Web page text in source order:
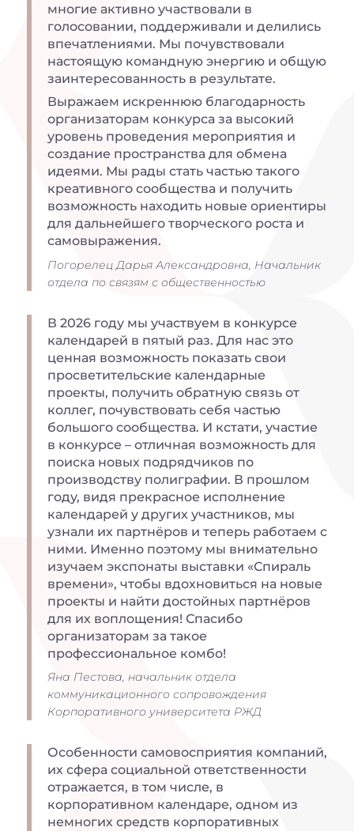
многие активно участвовали в
голосовании, поддерживали и делились
впечатлениями. Мы почувствовали
настоящую командную энергию и общую
заинтересованность в результате.
Выражаем искреннюю благодарность
организаторам конкурса за высокий
уровень проведения мероприятия и
создание пространства для обмена
идеями. Мы рады стать частью такого
креативного сообщества и получить
возможность находить новые ориентиры
для дальнейшего творческого роста и
самовыражения.
Погорелец Дарья Александровна, Начальник
отдела по связям с общественностью
В 2026 году мы участвуем в конкурсе
календарей в пятый раз. Для нас это
ценная возможность показать свои
просветительские календарные
проекты, получить обратную связь от
коллег, почувствовать себя частью
большого сообщества. И кстати, участие
в конкурсе – отличная возможность для
поиска новых подрядчиков по
производству полиграфии. В прошлом
году, видя прекрасное исполнение
календарей у других участников, мы
узнали их партнёров и теперь работаем с
ними. Именно поэтому мы внимательно
изучаем экспонаты выставки «Спираль
времени», чтобы вдохновиться на новые
проекты и найти достойных партнёров
для их воплощения! Спасибо
организаторам за такое
профессиональное комбо!
Яна Пестова, начальник отдела
коммуникационного сопровождения
Корпоративного университета РЖД
Особенности самовосприятия компаний,
их сфера социальной ответственности
отражается, в том числе, в
корпоративном календаре, одном из
немногих средств корпоративных